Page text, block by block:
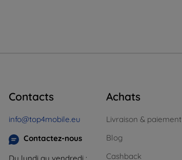
Contacts
info@top4mobile.eu
Contactez-nous
Du lundi au vendredi :
Achats
Livraison & paiement
Blog
Cashback